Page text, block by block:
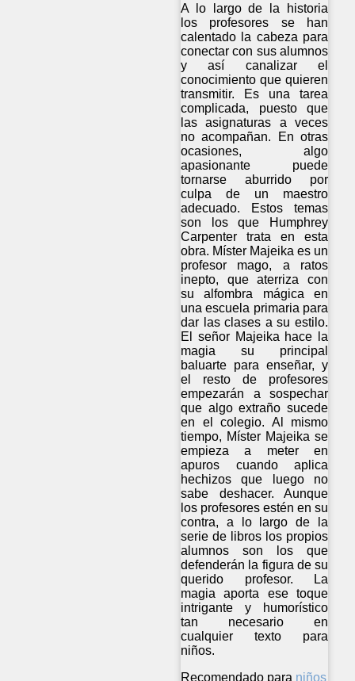
A lo largo de la historia
los profesores se han
calentado la cabeza para
conectar con sus alumnos
y así canalizar el
conocimiento que quieren
transmitir. Es una tarea
complicada, puesto que
las asignaturas a veces
no acompañan. En otras
ocasiones, algo
apasionante puede
tornarse aburrido por
culpa de un maestro
adecuado. Estos temas
son los que Humphrey
Carpenter trata en esta
obra. Míster Majeika es un
profesor mago, a ratos
inepto, que aterriza con
su alfombra mágica en
una escuela primaria para
dar las clases a su estilo.
El señor Majeika hace la
magia su principal
baluarte para enseñar, y
el resto de profesores
empezarán a sospechar
que algo extraño sucede
en el colegio. Al mismo
tiempo, Míster Majeika se
empieza a meter en
apuros cuando aplica
hechizos que luego no
sabe deshacer. Aunque
los profesores estén en su
contra, a lo largo de la
serie de libros los propios
alumnos son los que
defenderán la figura de su
querido profesor. La
magia aporta ese toque
intrigante y humorístico
tan necesario en
cualquier texto para
niños.
Recomendado para niños